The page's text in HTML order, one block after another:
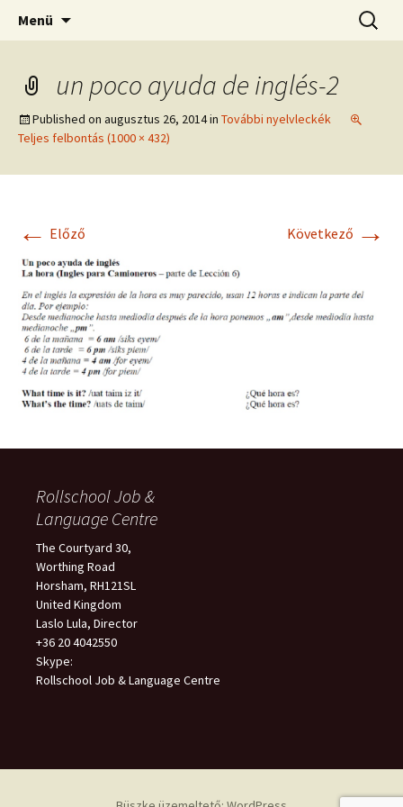
Kamionos Nyelvleckék
Kamionos Szakmai Nyelvleckék
Menü
un poco ayuda de inglés-2
Published on augusztus 26, 2014in További nyelvleckék
Teljes felbontás (1000 × 432)
← Előző Következő →
Rollschool Job &
Language Centre
The Courtyard 30,
Worthing Road
Horsham, RH121SL
United Kingdom
Laslo Lula, Director
+36 20 4042550
Skype:
Rollschool Job & Language Centre